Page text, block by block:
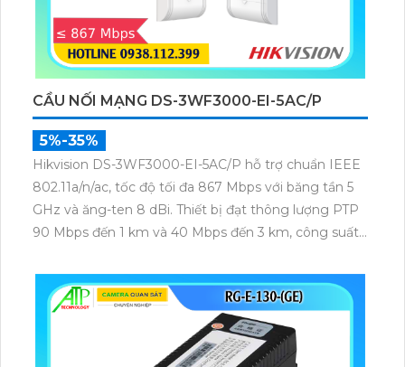
CẦU NỐI MẠNG DS-3WF3000-EI-5AC/P
5%-35%
Hikvision DS-3WF3000-EI-5AC/P hỗ trợ chuẩn IEEE
802.11a/n/ac, tốc độ tối đa 867 Mbps với băng tần 5
GHz và ăng-ten 8 dBi. Thiết bị đạt thông lượng PTP
90 Mbps đến 1 km và 40 Mbps đến 3 km, công suất
tải dữ liệu và video giám sát ổn định ở khoảng cách
xa.